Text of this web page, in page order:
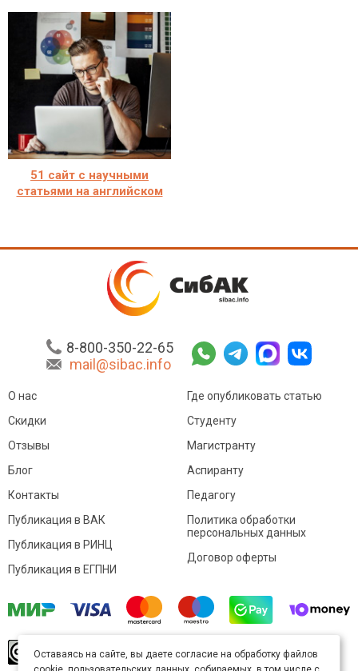
51 сайт с научными
статьями на английском
8-800-350-22-65
mail@sibac.info
О нас
Скидки
Отзывы
Блог
Контакты
Где опубликовать статью
Студенту
Магистранту
Аспиранту
Педагогу
Публикация в ВАК
Публикация в РИНЦ
Публикация в ЕГПНИ
Политика обработки
персональных данных
Договор оферты
произведение доступно полицензии Creative
Оставаясь на сайте, вы даете согласие на обработку файлов